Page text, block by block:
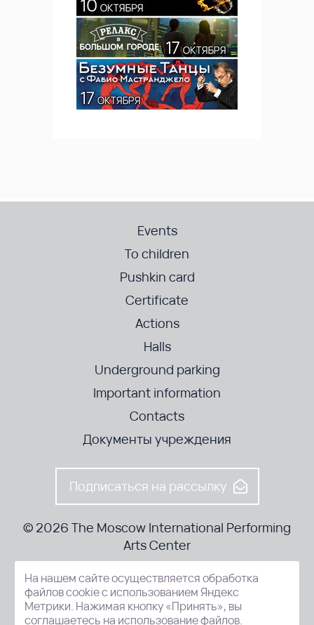
Events
To children
Pushkin card
Certificate
Actions
Halls
Underground parking
Important information
Contacts
Документы учреждения
Подписаться на рассылку
© 2026 The Moscow International Performing
Arts Center
52-8, Kosmodamianskaya nab., Moscow, 115054, Russia
На нашем сайте осуществляется обработка
файлов cookie с использованием Яндекс
Метрики. Нажимая кнопку «Принять», вы
соглашаетесь на использование файлов.